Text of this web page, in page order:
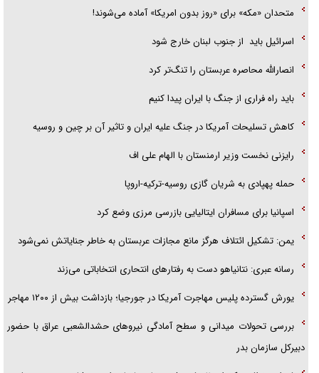
متحدان «مکه» برای «روز بدون امریکا» آماده می‌شوند!
اسرائيل بايد از جنوب لبنان خارج شود
انصارالله محاصره عربستان را تنگ‌تر کرد
باید راه فراری از جنگ با ایران پیدا کنیم
کاهش تسلیحات آمریکا در جنگ علیه ایران و تاثیر آن بر چین و روسیه
رایزنی نخست وزیر ارمنستان با الهام علی اف
حمله پهپادی به شریان گازی روسیه-ترکیه-اروپا
اسپانیا برای مسافران ایتالیایی بازرسی مرزی وضع کرد
یمن: تشکیل ائتلاف هرگز مانع مجازات عربستان به خاطر جنایاتش نمی‌شود
رسانه عبری: نتانیاهو دست به رفتار‌های انتحاری انتخاباتی می‌زند
یورش گسترده پلیس مهاجرت آمریکا در جورجیا؛ بازداشت بیش از ۱۲۰۰ مهاجر
بررسی تحولات میدانی و سطح آمادگی نیرو‌های حشدالشعبی عراق با حضور
دبیرکل سازمان بدر